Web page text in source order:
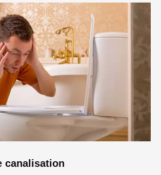
canalisation